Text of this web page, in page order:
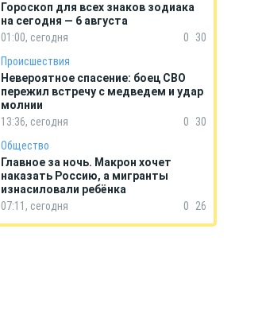
Гороскоп для всех знаков зодиака
на сегодня — 6 августа
01:00, сегодня
0
30
Происшествия
Невероятное спасение: боец СВО
пережил встречу с медведем и удар
молнии
13:36, сегодня
0
30
Общество
Главное за ночь. Макрон хочет
наказать Россию, а мигранты
изнасиловали ребёнка
07:11, сегодня
0 26